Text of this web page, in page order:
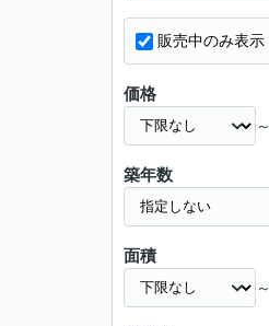
販売中のみ表示
価格
～
築年数
面積
～